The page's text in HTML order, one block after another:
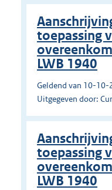
toepassing
LWB 1940
Geldend van 10-
Uitgegeven door:
toepassing
LWB 1940